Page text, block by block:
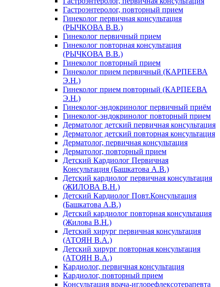
Гастроэнтеролог, повторный прием
Гинеколог первичная консультация
(РЫЧКОВА В.В.)
Гинеколог первичный прием
Гинеколог повторная консультация
(РЫЧКОВА В.В.)
Гинеколог повторный прием
Гинеколог прием первичный (КАРПЕЕВА
Э.Н.)
Гинеколог прием повторный (КАРПЕЕВА
Э.Н.)
Гинеколог-эндокринолог первичный приём
Гинеколог-эндокринолог повторный прием
Дерматолог детский первичная консультация
Дерматолог детский повторная консультация
Дерматолог, первичная консультация
Дерматолог, повторный прием
Детский Кардиолог Первичная
Консультация (Башкатова А.В.)
Детский кардиолог первичная консультация
(ЖИЛОВА В.Н.)
Детский Кардиолог Повт.Консультация
(Башкатова А.В.)
Детский кардиолог повторная консультация
(Жилова В.Н.)
Детский хирург первичная консультация
(АТОЯН В.А.)
Детский хирург повторная консультация
(АТОЯН В.А.)
Кардиолог, первичная консультация
Кардиолог, повторный прием
Консультация врача-иглорефлексотерапевта